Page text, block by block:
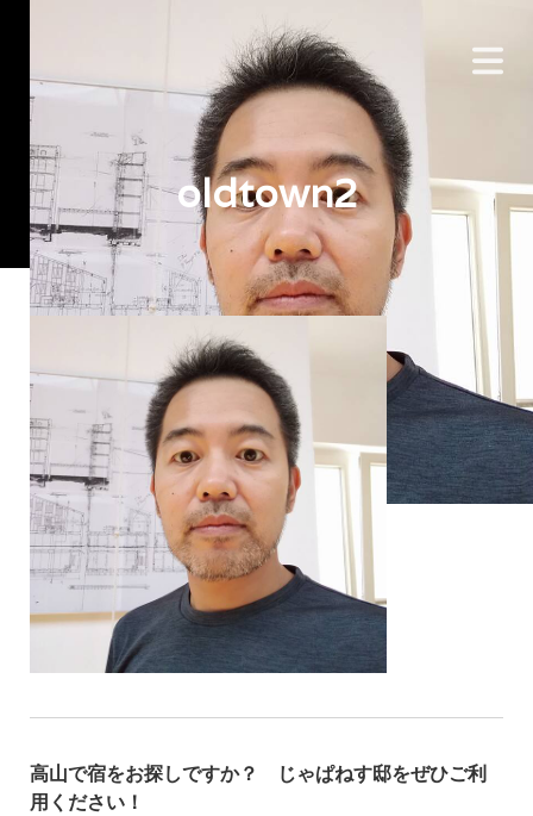
oldtown2
高山で宿をお探しですか？ じゃぱねす邸をぜひご利
用ください！